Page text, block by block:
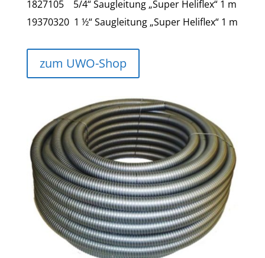
1827105 5/4“ Saugleitung „Super Heliflex“ 1 m
19370320 1 ½“ Saugleitung „Super Heliflex“ 1 m
zum UWO-Shop